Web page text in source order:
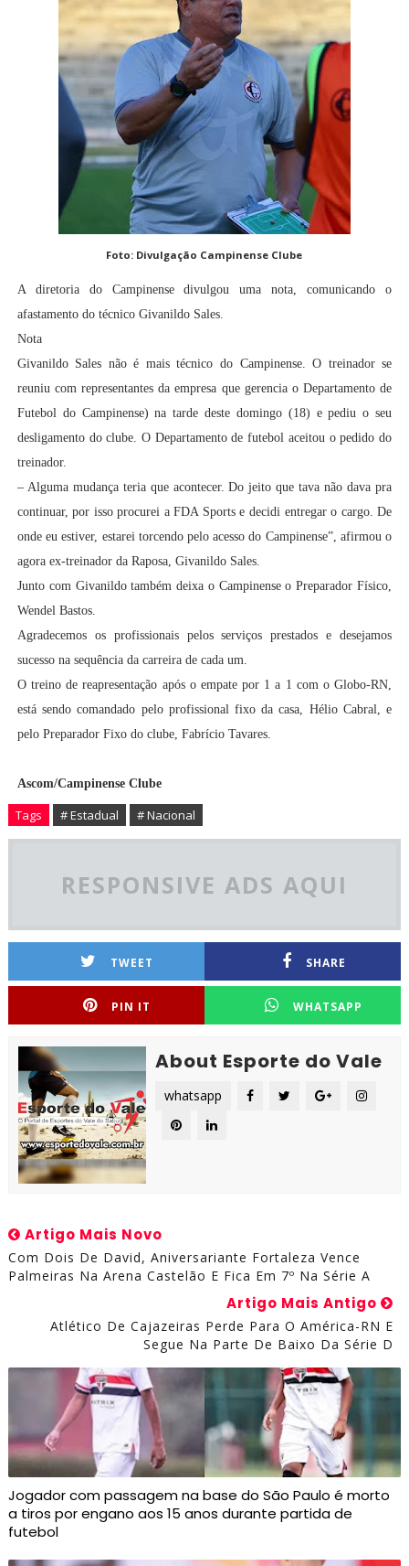
Foto: Divulgação Campinense Clube
A diretoria do Campinense divulgou uma nota, comunicando o
afastamento do técnico Givanildo Sales.
Nota
Givanildo Sales não é mais técnico do Campinense. O treinador se
reuniu com representantes da empresa que gerencia o Departamento de
Futebol do Campinense) na tarde deste domingo (18) e pediu o seu
desligamento do clube. O Departamento de futebol aceitou o pedido do
treinador.
– Alguma mudança teria que acontecer. Do jeito que tava não dava pra
continuar, por isso procurei a FDA Sports e decidi entregar o cargo. De
onde eu estiver, estarei torcendo pelo acesso do Campinense”, afirmou o
agora ex-treinador da Raposa, Givanildo Sales.
Junto com Givanildo também deixa o Campinense o Preparador Físico,
Wendel Bastos.
Agradecemos os profissionais pelos serviços prestados e desejamos
sucesso na sequência da carreira de cada um.
O treino de reapresentação após o empate por 1 a 1 com o Globo-RN,
está sendo comandado pelo profissional fixo da casa, Hélio Cabral, e
pelo Preparador Fixo do clube, Fabrício Tavares.
Ascom/Campinense Clube
Tags # Estadual # Nacional
RESPONSIVE ADS AQUI
TWEET SHARE
PIN IT WHATSAPP
About Esporte do Vale
whatsapp
Artigo Mais Novo
Com Dois De David, Aniversariante Fortaleza Vence
Palmeiras Na Arena Castelão E Fica Em 7º Na Série A
Artigo Mais Antigo
Atlético De Cajazeiras Perde Para O América-RN E
Segue Na Parte De Baixo Da Série D
Jogador com passagem na base do São Paulo é morto
a tiros por engano aos 15 anos durante partida de
futebol